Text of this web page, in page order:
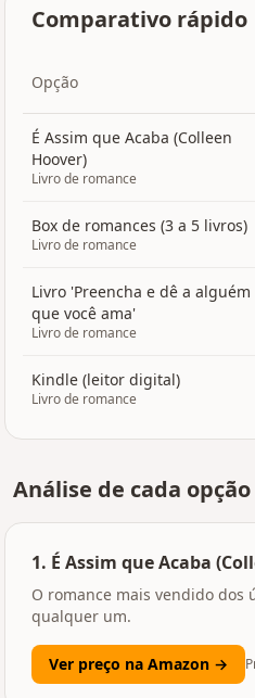
Comparativo rápido
Opção
É Assim que Acaba (Colleen
Hoover)
Livro de romance
Box de romances (3 a 5 livros)
Livro de romance
Livro 'Preencha e dê a alguém
que você ama'
Livro de romance
Kindle (leitor digital)
Livro de romance
Análise de cada opção
1. É Assim que Acaba
O romance mais vendido
qualquer um.
Ver preço na Amazon →